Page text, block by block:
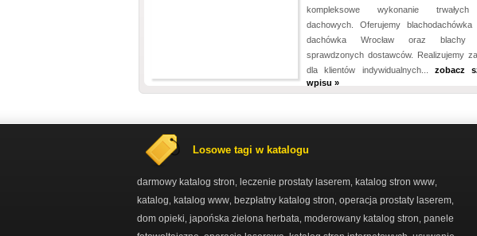
kompleksowe wykonanie
dachowych. Oferujemy blachodachówka
dachówka Wrocław oraz blachy
sprawdzonych dostawców. Realizujemy
dla klientów indywidualnych... zobacz
wpisu »
Losowe tagi w katalogu
darmowy katalog stron leczenie prostaty laserem katalog stron www
katalog katalog www bezpłatny katalog stron operacja prostaty laserem
dom opieki japońska zielona herbata moderowany katalog stron panele